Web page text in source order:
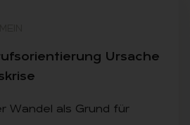
Ur­sa­che
Wandel als Grund für